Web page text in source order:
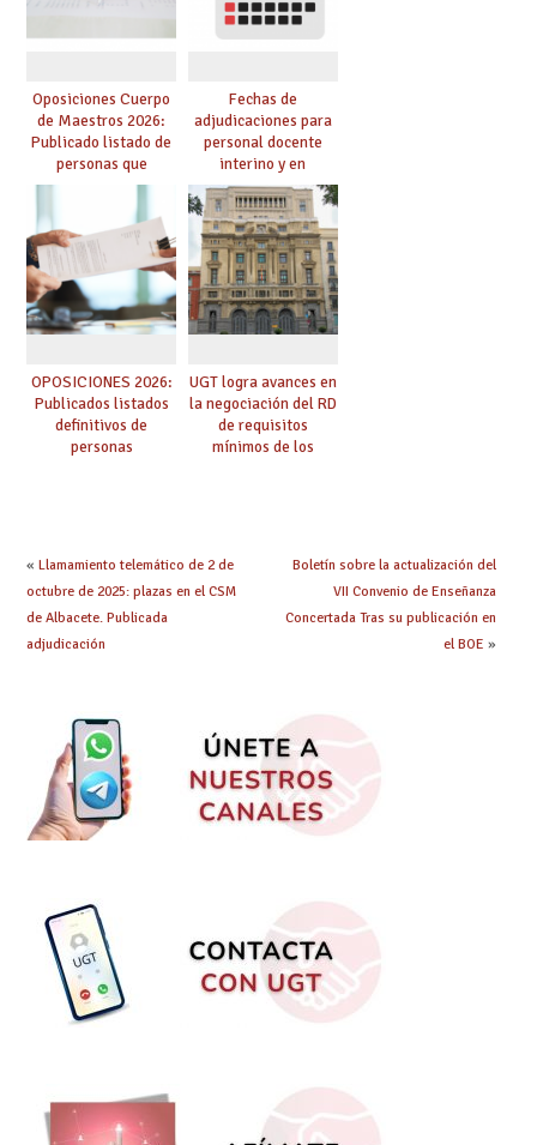
Oposiciones Cuerpo
de Maestros 2026:
Publicado listado de
personas que
adquieren nueva
especialidad
Fechas de
adjudicaciones para
personal docente
interino y en
prácticas: todo lo que
debes saber
OPOSICIONES 2026:
Publicados listados
definitivos de
personas
UGT logra avances en
la negociación del RD
de requisitos
mínimos de los
la mayor agilidad
« Llamamiento telemático de 2 de
octubre de 2025: plazas en el CSM
de Albacete. Publicada
adjudicación
Boletín sobre la actualización del
VII Convenio de Enseñanza
Concertada Tras su publicación en
el BOE »